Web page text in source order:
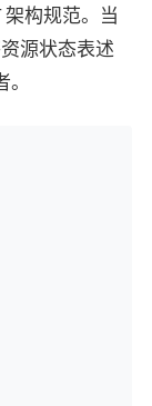
架构规范。当
源状态表述